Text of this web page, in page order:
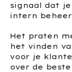
signaal dat
intern
Het praten
het vinden
voor je
over de